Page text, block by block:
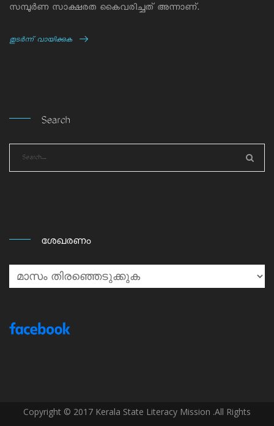
സമ്പൂര്‍ണ സാക്ഷരത കൈവരിച്ചത് അന്നാണ്.
തുടര്‍ന്ന് വായിക്കുക
Search
ശേഖരണം
ശേഖരണം
Copyright © 2017 Kerala State Literacy Mission .All Rights